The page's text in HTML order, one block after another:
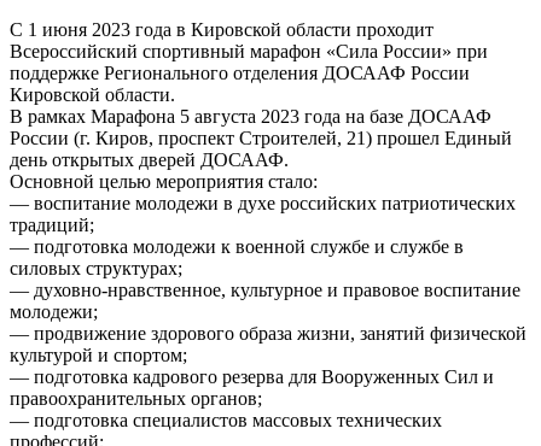
С 1 июня 2023 года в Кировской области проходит
Всероссийский спортивный марафон «Сила России» при
поддержке Регионального отделения ДОСААФ России
Кировской области.
В рамках Марафона 5 августа 2023 года на базе ДОСААФ
России (г. Киров, проспект Строителей, 21) прошел Единый
день открытых дверей ДОСААФ.
Основной целью мероприятия стало:
— воспитание молодежи в духе российских патриотических
традиций;
— подготовка молодежи к военной службе и службе в
силовых структурах;
— духовно-нравственное, культурное и правовое воспитание
молодежи;
— продвижение здорового образа жизни, занятий физической
культурой и спортом;
— подготовка кадрового резерва для Вооруженных Сил и
правоохранительных органов;
— подготовка специалистов массовых технических
профессий;